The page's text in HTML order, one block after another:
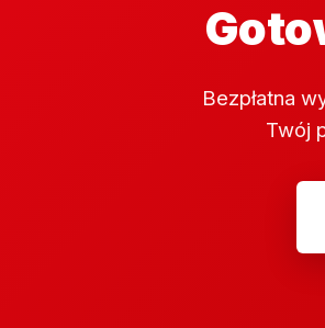
Bezpłatna
Twój